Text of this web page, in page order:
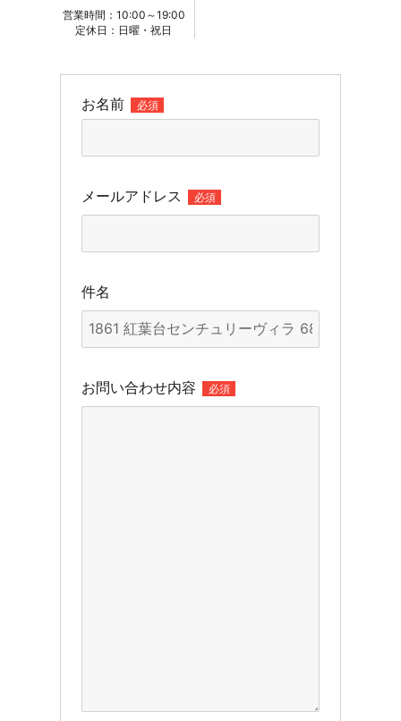
営業時間：10:00～19:00
定休日：日曜・祝日
お名前 必須
メールアドレス 必須
件名
お問い合わせ内容 必須